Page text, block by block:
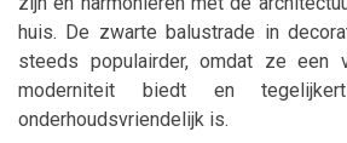
huis. De zwarte balustrade in
steeds populairder, omdat ze een
moderniteit biedt en
onderhoudsvriendelijk is.